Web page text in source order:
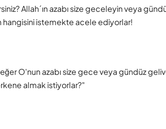
Allah´ın azabı size geceleyin veya
hangisini istemekte acele ediyorlar!
O'nun azabı size gece veya gündüz
almak istiyorlar?"